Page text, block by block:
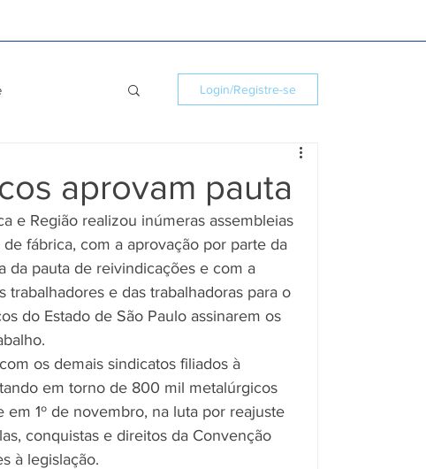
Login/Registre-se
aprovam pauta
e Região realizou inúmeras assembleias
fábrica, com a aprovação por parte da
da pauta de reivindicações e com a
trabalhadores e das trabalhadoras para o
do Estado de São Paulo assinarem os
os demais sindicatos filiados à
em torno de 800 mil metalúrgicos
1º de novembro, na luta por reajuste
conquistas e direitos da Convenção
à legislação.